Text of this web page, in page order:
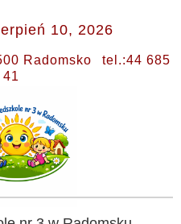
10, 2026
Radomsko
tel.:44 685
41